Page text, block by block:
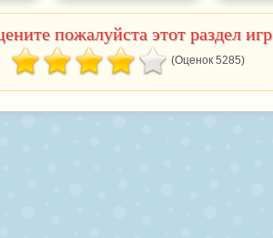
пожалуйста этот раздел игр
(Оценок 5285)